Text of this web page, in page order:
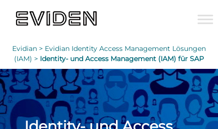
Evidian > Evidian Identity Access Management Lösungen
(IAM) > Identity- und Access Management (IAM) für SAP